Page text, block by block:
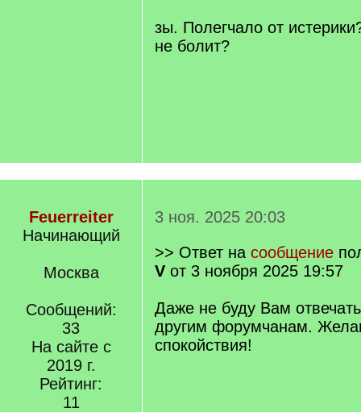
зы. Полегчало от
не болит?
Feuerreiter
Начинающий
Москва
Сообщений:
33
На сайте с
2019 г.
Рейтинг:
11
3 ноя. 2025 20:03
>> Ответ на сообщение
V от 3 ноября 2025 19:57
Даже не буду Вам
другим форумчанам.
спокойствия!